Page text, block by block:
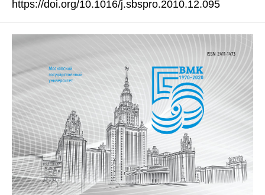
https://doi.org/10.1016/j.sbspro.2010.12.095